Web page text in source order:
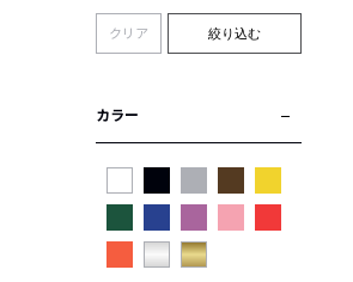
クリア 絞り込む
カラー